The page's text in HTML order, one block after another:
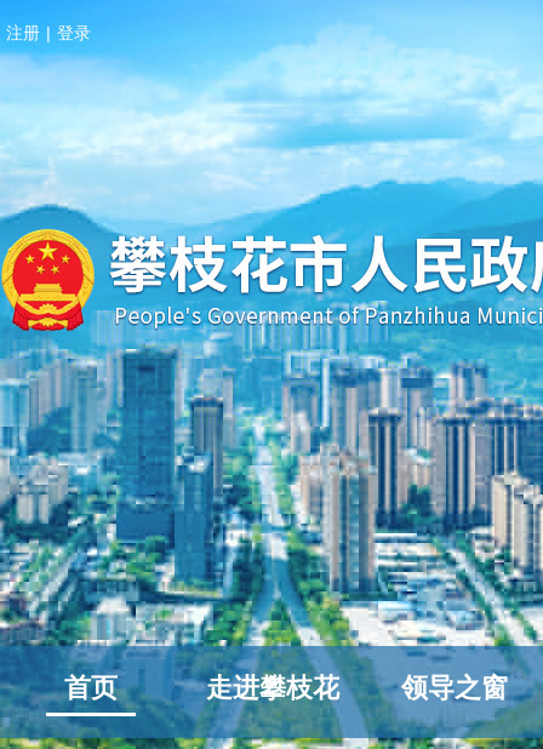
注册 | 登录
首页 走进攀枝花 领导之窗